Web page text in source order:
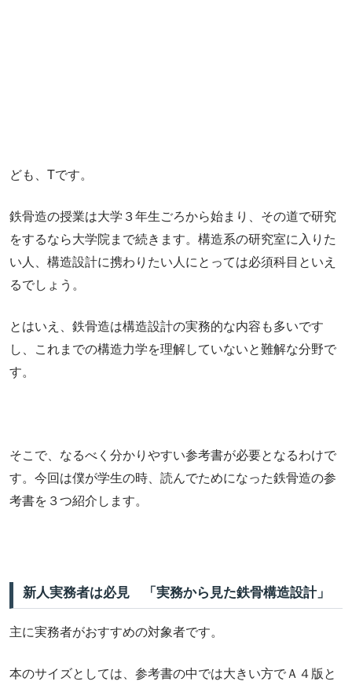
ども、Tです。
鉄骨造の授業は大学３年生ごろから始まり、その道で研究
をするなら大学院まで続きます。構造系の研究室に入りた
い人、構造設計に携わりたい人にとっては必須科目といえ
るでしょう。
とはいえ、鉄骨造は構造設計の実務的な内容も多いです
し、これまでの構造力学を理解していないと難解な分野で
す。
そこで、なるべく分かりやすい参考書が必要となるわけで
す。今回は僕が学生の時、読んでためになった鉄骨造の参
考書を３つ紹介します。
新人実務者は必見 「実務から見た鉄骨構造設計」
主に実務者がおすすめの対象者です。
本のサイズとしては、参考書の中では大きい方でＡ４版と